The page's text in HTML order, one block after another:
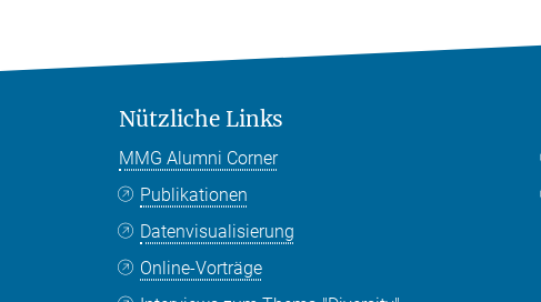
Nützliche Links
MMG Alumni Corner
Publikationen
Datenvisualisierung
Online-Vorträge